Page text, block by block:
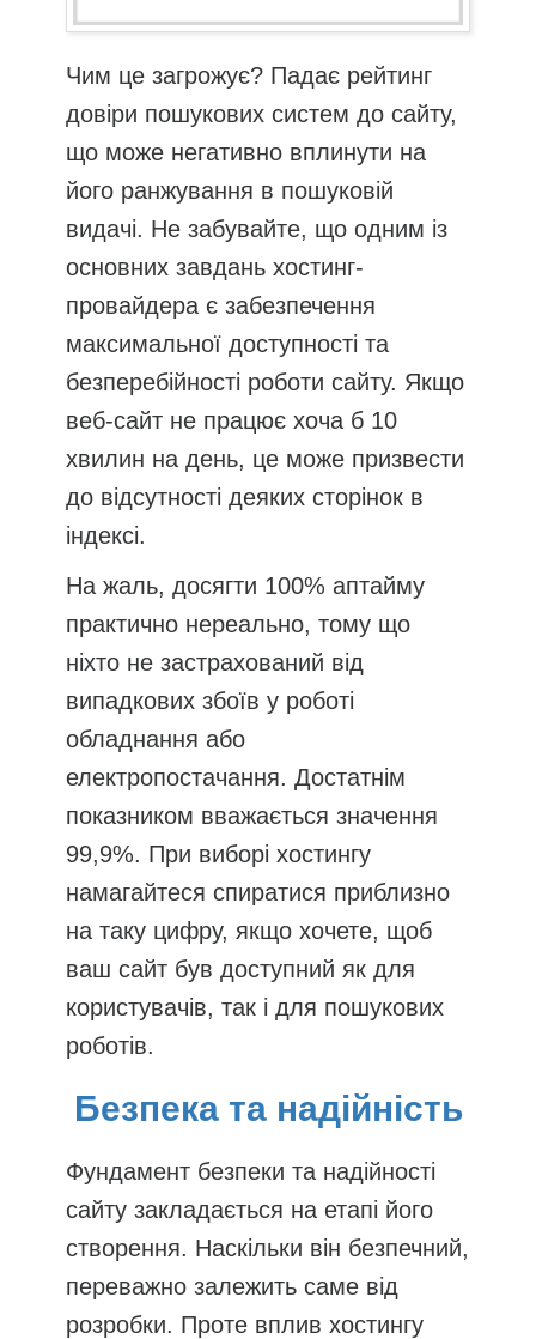
Чим це загрожує? Падає рейтинг
довіри пошукових систем до сайту,
що може негативно вплинути на
його ранжування в пошуковій
видачі. Не забувайте, що одним із
основних завдань хостинг-
провайдера є забезпечення
максимальної доступності та
безперебійності роботи сайту. Якщо
веб-сайт не працює хоча б 10
хвилин на день, це може призвести
до відсутності деяких сторінок в
індексі.
На жаль, досягти 100% аптайму
практично нереально, тому що
ніхто не застрахований від
випадкових збоїв у роботі
обладнання або
електропостачання. Достатнім
показником вважається значення
99,9%. При виборі хостингу
намагайтеся спиратися приблизно
на таку цифру, якщо хочете, щоб
ваш сайт був доступний як для
користувачів, так і для пошукових
роботів.
Безпека та надійність
Фундамент безпеки та надійності
сайту закладається на етапі його
створення. Наскільки він безпечний,
переважно залежить саме від
розробки. Проте вплив хостингу